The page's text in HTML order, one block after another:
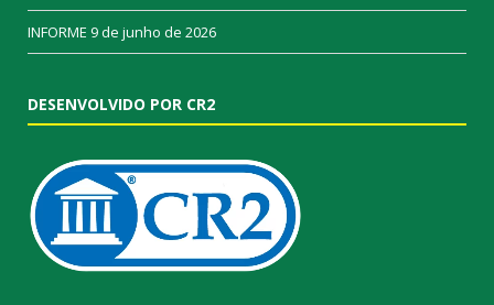
INFORME 9 de junho de 2026
DESENVOLVIDO POR CR2